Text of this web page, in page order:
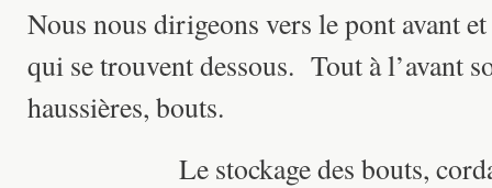
Nous nous dirigeons vers le pont avant
qui se trouvent dessous. Tout à l’avant
haussières, bouts.
Le stockage des bouts,